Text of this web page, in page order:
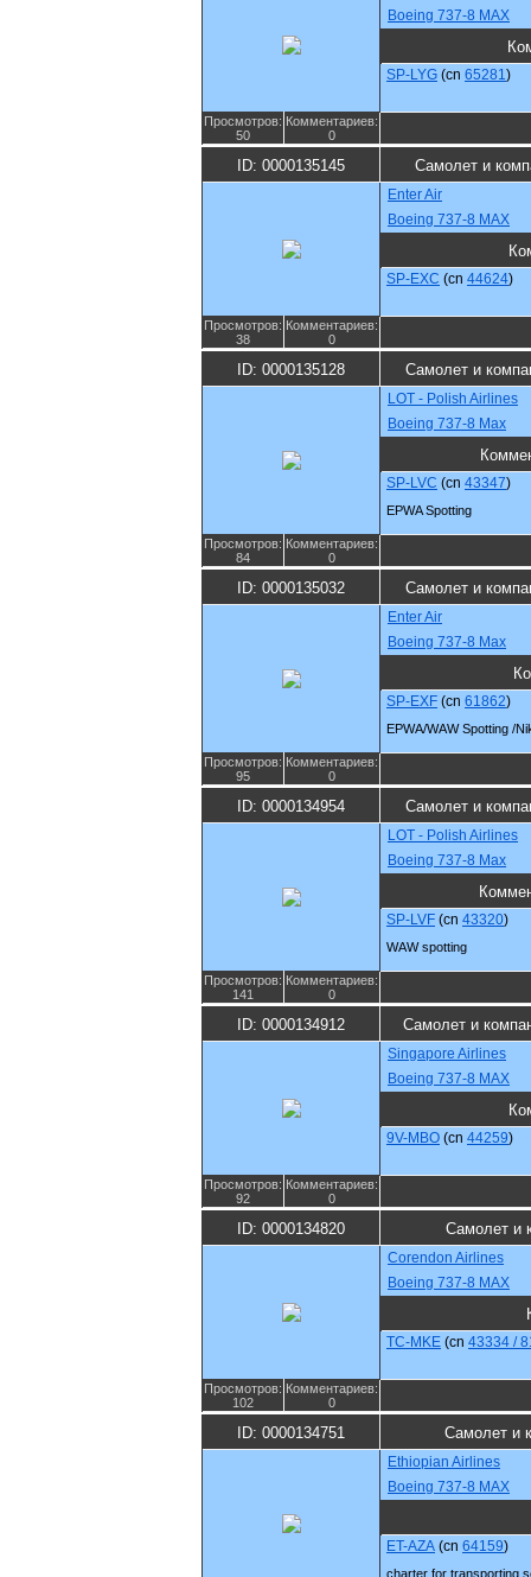
Boeing 737-8 MAX
SP-LYG (cn 65281)
Просмотров:
50
Комментариев:
0
ID: 0000135145 Самолет и
Enter Air
Boeing 737-8 MAX
SP-EXC (cn 44624)
Просмотров:
38
Комментариев:
0
ID: 0000135128 Самолет и
LOT - Polish Airlines
Boeing 737-8 Max
SP-LVC (cn 43347)
EPWA Spotting
Просмотров:
84
Комментариев:
0
ID: 0000135032 Самолет и
Enter Air
Boeing 737-8 Max
SP-EXF (cn 61862)
EPWA/WAW Spotting /
Просмотров:
95
Комментариев:
0
ID: 0000134954 Самолет и
LOT - Polish Airlines
Boeing 737-8 Max
SP-LVF (cn 43320)
WAW spotting
Просмотров:
141
Комментариев:
0
ID: 0000134912 Самолет и
Singapore Airlines
Boeing 737-8 MAX
9V-MBO (cn 44259)
Просмотров:
92
Комментариев:
0
ID: 0000134820 Самолет и
Corendon Airlines
Boeing 737-8 MAX
TC-MKE (cn 43334 /
Просмотров:
102
Комментариев:
0
ID: 0000134751 Самолет и
Ethiopian Airlines
Boeing 737-8 MAX
ET-AZA (cn 64159)
charter for transporting